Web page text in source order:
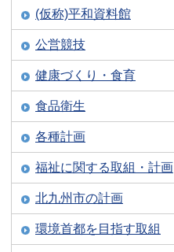
(仮称)平和資料館
公営競技
健康づくり・食育
食品衛生
各種計画
福祉に関する取組・計画
北九州市の計画
環境首都を目指す取組